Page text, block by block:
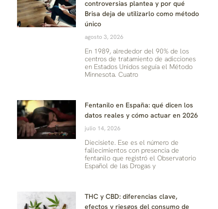
controversias plantea y por qué
Brisa deja de utilizarlo como método
único
agosto 3, 2026
En 1989, alrededor del 90% de los
centros de tratamiento de adicciones
en Estados Unidos seguía el Método
Minnesota. Cuatro
Fentanilo en España: qué dicen los
datos reales y cómo actuar en 2026
julio 14, 2026
Diecisiete. Ese es el número de
fallecimientos con presencia de
fentanilo que registró el Observatorio
Español de las Drogas y
THC y CBD: diferencias clave,
efectos y riesgos del consumo de